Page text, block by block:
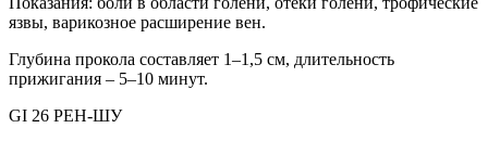
язвы, варикозное расширение вен.
Глубина прокола составляет 1–1,5 см, длительность
прижигания – 5–10 минут.
GI 26 РЕН-ШУ